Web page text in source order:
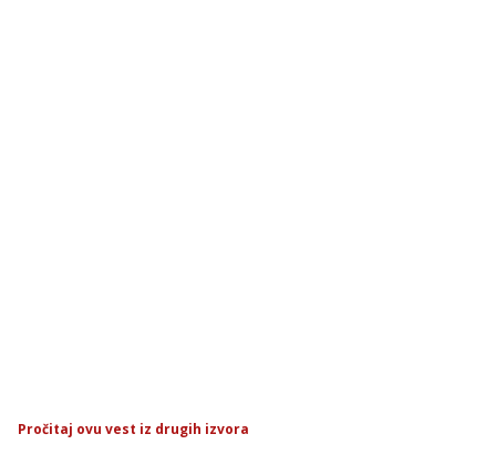
Pročitaj ovu vest iz drugih izvora